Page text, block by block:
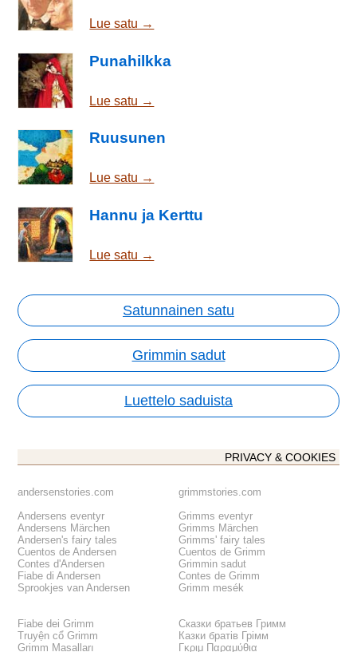
Lue satu →
Punahilkka
Lue satu →
Ruusunen
Lue satu →
Hannu ja Kerttu
Lue satu →
Satunnainen satu
Grimmin sadut
Luettelo saduista
PRIVACY & COOKIES
andersenstories.com
Andersens eventyr
Andersens Märchen
Andersen's fairy tales
Cuentos de Andersen
Contes d'Andersen
Fiabe di Andersen
Sprookjes van Andersen
grimmstories.com
Grimms eventyr
Grimms Märchen
Grimms' fairy tales
Cuentos de Grimm
Grimmin sadut
Contes de Grimm
Grimm mesék
Fiabe dei Grimm
Truyện cổ Grimm
Grimm Masalları
Сказки братьев Гримм
Казки братів Грімм
Γκριμ Παραμύθια